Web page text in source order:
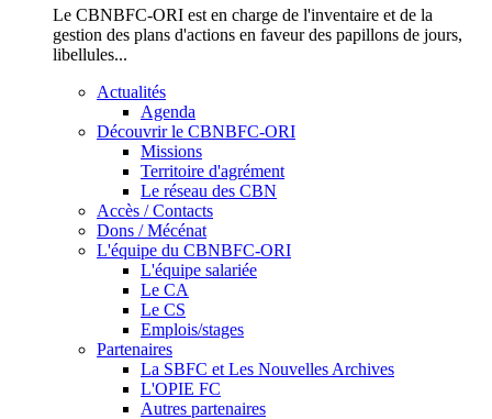
Le CBNBFC-ORI est en charge de l'inventaire et de la
gestion des plans d'actions en faveur des papillons de jours,
libellules...
Actualités
Agenda
Découvrir le CBNBFC-ORI
Missions
Territoire d'agrément
Le réseau des CBN
Accès / Contacts
Dons / Mécénat
L'équipe du CBNBFC-ORI
L'équipe salariée
Le CA
Le CS
Emplois/stages
Partenaires
La SBFC et Les Nouvelles Archives
L'OPIE FC
Autres partenaires